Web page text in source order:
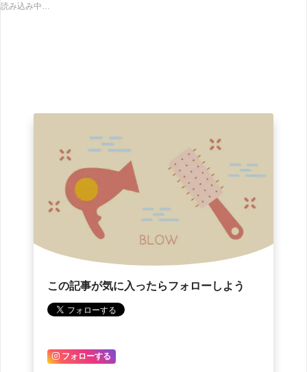
読み込み中…
この記事が気に入ったらフォローしよう
フォローする